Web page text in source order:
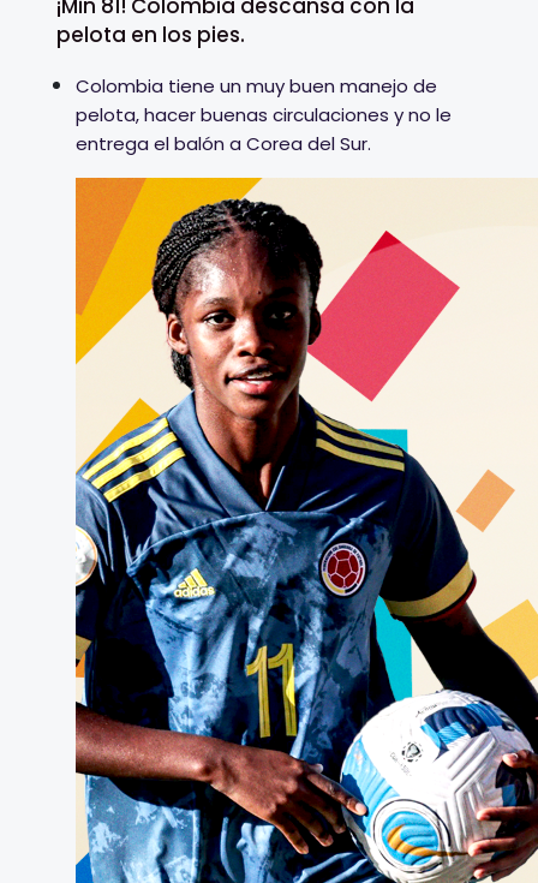
¡Min 81! Colombia descansa con la
pelota en los pies.
Colombia tiene un muy buen manejo de
pelota, hacer buenas circulaciones y no le
entrega el balón a Corea del Sur.